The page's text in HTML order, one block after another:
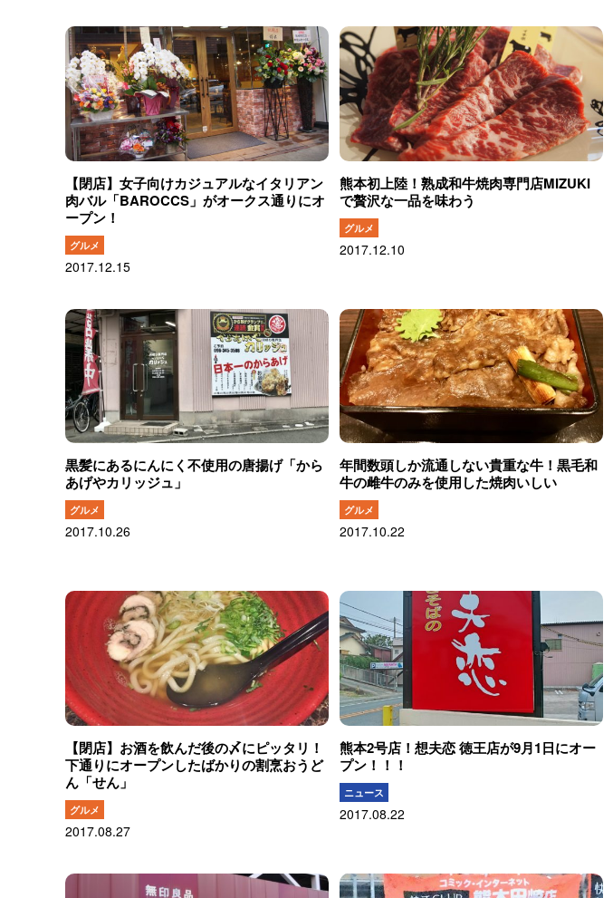
【閉店】女子向けカジュアルなイタリアン
肉バル「BAROCCS」がオークス通りにオ
ープン！
グルメ
2017.12.15
熊本初上陸！熟成和牛焼肉専門店MIZUKI
で贅沢な一品を味わう
グルメ
2017.12.10
黒髪にあるにんにく不使用の唐揚げ「から
あげやカリッジュ」
グルメ
2017.10.26
年間数頭しか流通しない貴重な牛！黒毛和
牛の雌牛のみを使用した焼肉いしい
グルメ
2017.10.22
【閉店】お酒を飲んだ後の〆にピッタリ！
下通りにオープンしたばかりの割烹おうど
ん「せん」
グルメ
2017.08.27
熊本2号店！想夫恋 徳王店が9月1日にオー
プン！！！
ニュース
2017.08.22